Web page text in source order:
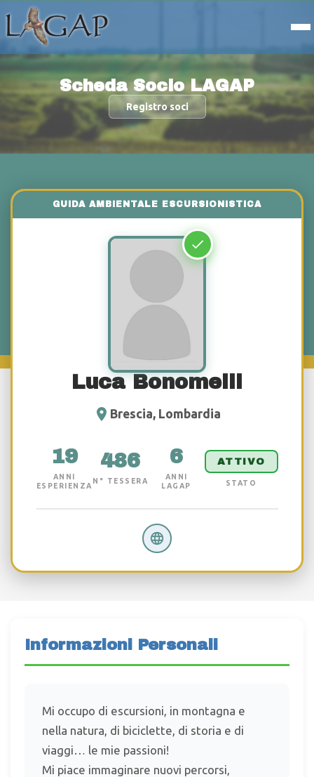
Scheda Socio LAGAP
Registro soci
Luca Bonomelli
Brescia, Lombardia
19
ANNI
ESPERIENZA
486
N° TESSERA
6
ANNI
LAGAP
ATTIVO
STATO
Informazioni Personali
Mi occupo di escursioni, in montagna e
nella natura, di biciclette, di storia e di
viaggi… le mie passioni!
Mi piace immaginare nuovi percorsi,